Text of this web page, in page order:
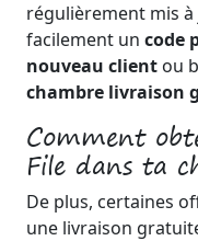
régulièrement mis
facilement un code
nouveau client ou
chambre livraison
Comment
File dans ta
De plus, certaines
une livraison